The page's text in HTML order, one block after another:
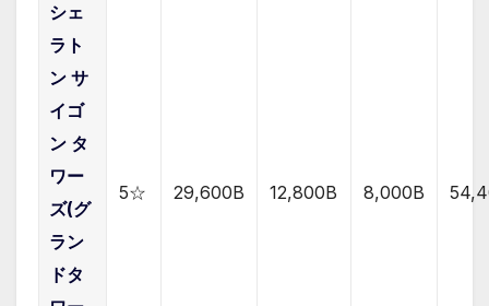
シェ
ラト
ン サ
イゴ
ン タ
ワー
ズ(グ
ラン
ドタ
5☆ 29,600B 12,800B 8,000B